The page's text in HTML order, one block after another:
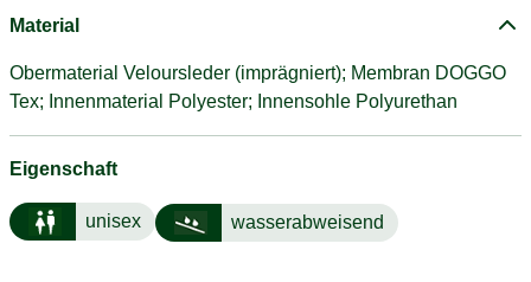
Material
Obermaterial Veloursleder (imprägniert); Membran DOGGO
Tex; Innenmaterial Polyester; Innensohle Polyurethan
Eigenschaft
unisex wasserabweisend